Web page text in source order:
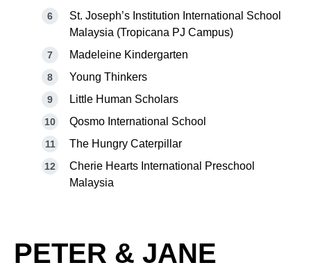
St. Joseph’s Institution International School
Malaysia (Tropicana PJ Campus)
Madeleine Kindergarten
Young Thinkers
Little Human Scholars
Qosmo International School
The Hungry Caterpillar
Cherie Hearts International Preschool
Malaysia
PETER & JANE